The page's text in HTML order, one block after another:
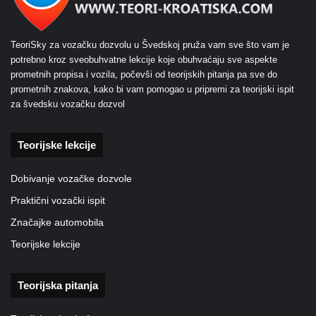
TeoriSky za vozačku dozvolu u Švedskoj pruža vam sve što vam je
potrebno kroz sveobuhvatne lekcije koje obuhvaćaju sve aspekte
prometnih propisa i vozila, počevši od teorijskih pitanja pa sve do
prometnih znakova, kako bi vam pomogao u pripremi za teorijski ispit
za švedsku vozačku dozvol
Teorijske lekcije
Dobivanje vozačke dozvole
Praktični vozački ispit
Značajke automobila
Teorijske lekcije
Teorijska pitanja